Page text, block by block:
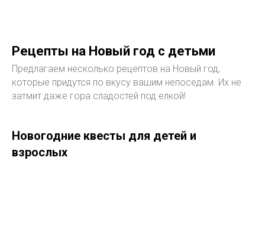
Рецепты на Новый год с детьми
Предлагаем несколько рецептов на Новый год,
которые придутся по вкусу вашим непоседам. Их не
затмит даже гора сладостей под елкой!
Новогодние квесты для детей и
взрослых